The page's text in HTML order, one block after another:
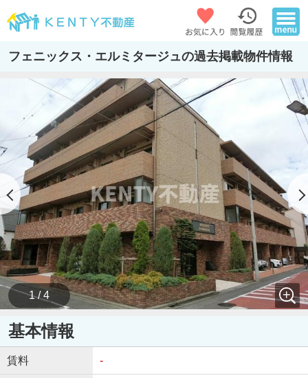
フェニックス・エルミタージュの過去掲載物件情報
1 / 4
基本情報
賃料 -